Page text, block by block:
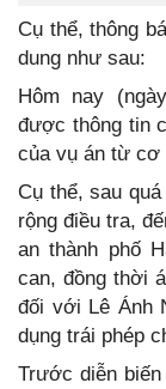
Cụ thể, thông
dung như sau:
Hôm nay
được thông tin
của vụ án từ cơ
Cụ thể, sau
rộng điều tra,
an thành phố
can, đồng thời
đối với Lê Ánh
dụng trái phép
Trước diễn